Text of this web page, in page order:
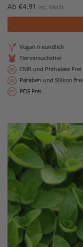
Ab €4.91 inc. MwSt
Vegan freundlich
Tierversuchsfrei
CMR und Phthalate Frei
Paraben und Silikon frei
PEG Frei